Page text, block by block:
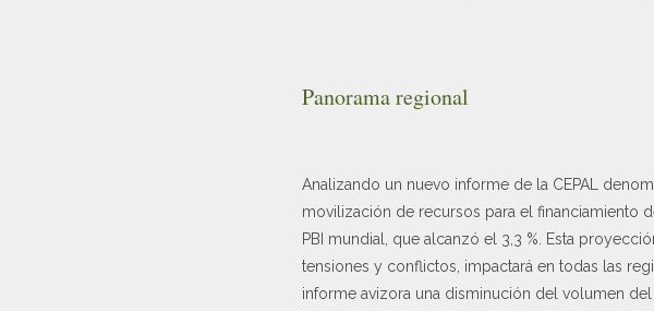
Panorama regional
Analizando un nuevo informe de la CEPAL
movilización de recursos para el financiamiento
PBI mundial, que alcanzó el 3,3 %. Esta
tensiones y conflictos, impactará en todas las
informe avizora una disminución del volumen